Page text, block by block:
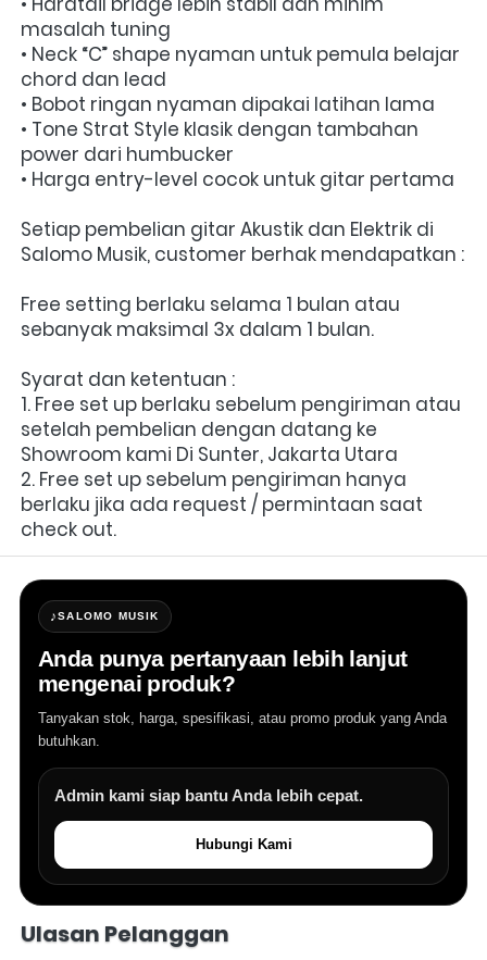
masalah tuning
• Neck “C” shape nyaman untuk pemula belajar
chord dan lead
• Bobot ringan nyaman dipakai latihan lama
• Tone Strat Style klasik dengan tambahan
power dari humbucker
• Harga entry-level cocok untuk gitar pertama
Setiap pembelian gitar Akustik dan Elektrik di
Salomo Musik, customer berhak mendapatkan :
Free setting berlaku selama 1 bulan atau
sebanyak maksimal 3x dalam 1 bulan.
Syarat dan ketentuan :
1. Free set up berlaku sebelum pengiriman atau
setelah pembelian dengan datang ke
Showroom kami Di Sunter, Jakarta Utara
2. Free set up sebelum pengiriman hanya
berlaku jika ada request / permintaan saat
check out.
♪SALOMO MUSIK
Anda punya pertanyaan lebih lanjut
mengenai produk?
Tanyakan stok, harga, spesifikasi, atau promo produk yang Anda
butuhkan.
Admin kami siap bantu Anda lebih cepat.
Hubungi Kami
Ulasan Pelanggan